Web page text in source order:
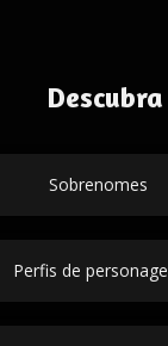
Sobrenomes
Perfis de